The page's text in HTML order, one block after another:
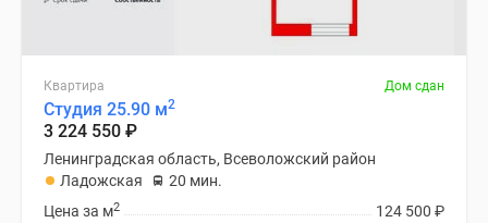
Квартира Дом сдан
Студия 25.90 м2
3 224 550 ₽
Ленинградская область, Всеволожский район
Ладожская
20 мин.
124 500 ₽
Цена за м2